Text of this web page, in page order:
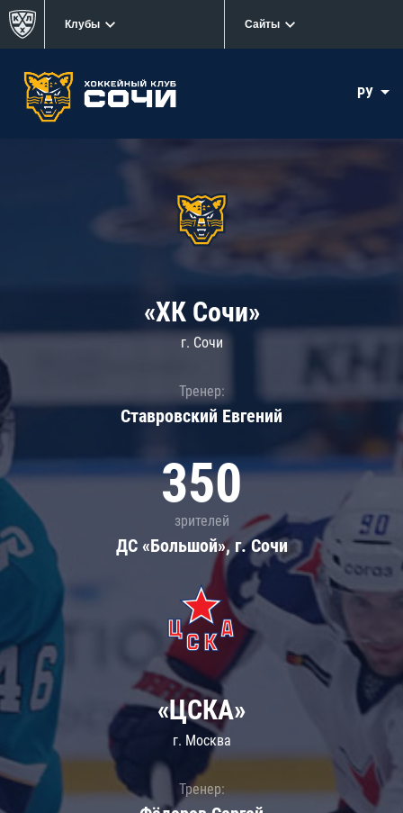
Клубы Сайты
РУ
«ХК Сочи»
г. Сочи
Тренер:
Ставровский Евгений
350
зрителей
ДС «Большой», г. Сочи
«ЦСКА»
г. Москва
Тренер: